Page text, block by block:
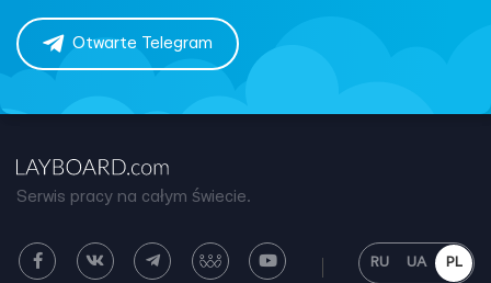
Otwarte Telegram
Serwis pracy na całym świecie.
RU UA PL